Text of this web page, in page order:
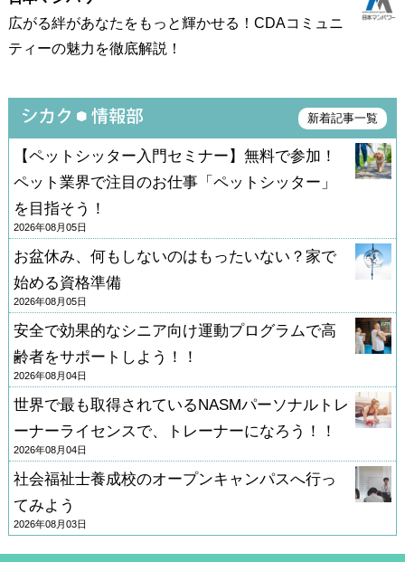
広がる絆があなたをもっと輝かせる！CDAコミュニ
ティーの魅力を徹底解説！
新着記事一覧
【ペットシッター入門セミナー】無料で参加！
ペット業界で注目のお仕事「ペットシッター」
を目指そう！
2026年08月05日
お盆休み、何もしないのはもったいない？家で
始める資格準備
2026年08月05日
安全で効果的なシニア向け運動プログラムで高
齢者をサポートしよう！！
2026年08月04日
世界で最も取得されているNASMパーソナルトレ
ーナーライセンスで、トレーナーになろう！！
2026年08月04日
社会福祉士養成校のオープンキャンパスへ行っ
てみよう
2026年08月03日